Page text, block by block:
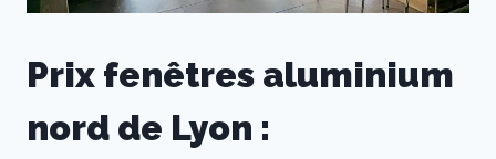
Prix fenêtres aluminium
nord de Lyon :